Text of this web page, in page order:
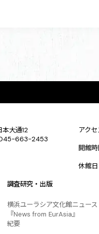
大通12
663-2453
アクセ
開館時
休館日
調査研究・出版
横浜ユーラシア文化館ニュース
『News from EurAsia』
紀要